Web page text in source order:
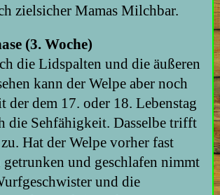
zielsicher Mamas Milchbar.
(3. Woche)
die Lidspalten und die äußeren
kann der Welpe aber noch
der dem 17. oder 18. Lebenstag
die Sehfähigkeit. Dasselbe trifft
Hat der Welpe vorher fast
und geschlafen nimmt
und die